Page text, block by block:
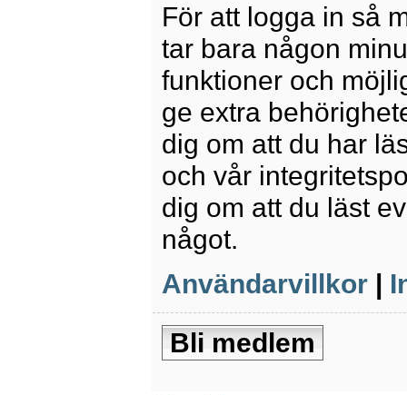
För att logga in så
tar bara någon
funktioner och
ge extra
dig om att du har
och vår
dig om att du läst
något.
Användarvillkor |
Bli medlem